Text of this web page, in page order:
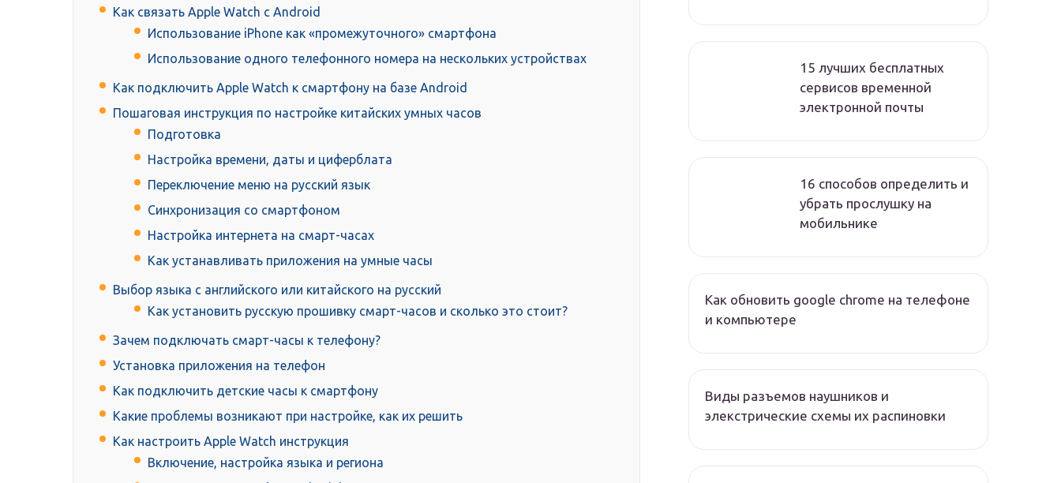
Как связать Apple Watch с Android
Использование iPhone как «промежуточного» смартфона
Использование одного телефонного номера на нескольких устройствах
Как подключить Apple Watch к смартфону на базе Android
Пошаговая инструкция по настройке китайских умных часов
Подготовка
Настройка времени, даты и циферблата
Переключение меню на русский язык
Синхронизация со смартфоном
Настройка интернета на смарт-часах
Как устанавливать приложения на умные часы
Выбор языка с английского или китайского на русский
Как установить русскую прошивку смарт-часов и сколько это стоит?
Зачем подключать смарт-часы к телефону?
Установка приложения на телефон
Как подключить детские часы к смартфону
Какие проблемы возникают при настройке, как их решить
Как настроить Apple Watch инструкция
Включение, настройка языка и региона
15 лучших бесплатных
сервисов временной
электронной почты
16 способов определить и
убрать прослушку на
мобильнике
Как обновить google chrome на телефоне
и компьютере
Виды разъемов наушников и
элекстрические схемы их распиновки